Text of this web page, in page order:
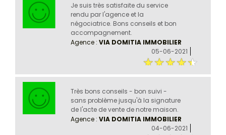
Je suis très satisfaite du service
rendu par l'agence et la
négociatrice. Bons conseils et bon
accompagnement.
Agence : VIA DOMITIA IMMOBILIER
05-06-2021
Très bons conseils - bon suivi -
sans problème jusqu'à la signature
de l'acte de vente de notre maison.
Agence : VIA DOMITIA IMMOBILIER
04-06-2021